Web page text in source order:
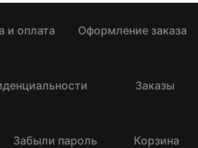
и оплата Оформление заказа
Заказы
Забыли пароль
Корзина